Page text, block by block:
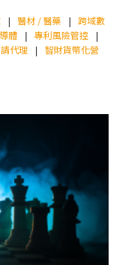
醫材 / 醫藥
跨域數
體
專利風險管控
代理
智財貨幣化營